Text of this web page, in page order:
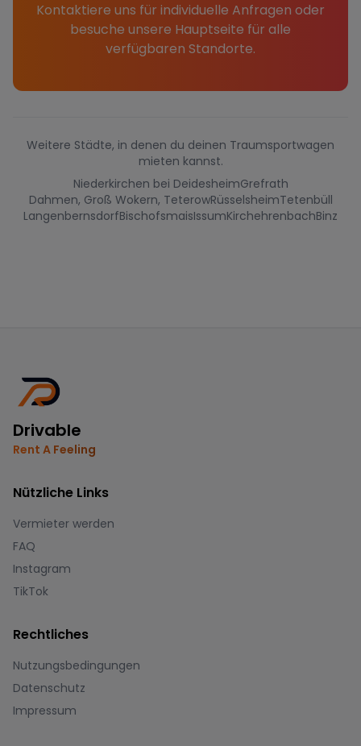
Kontaktiere uns für individuelle Anfragen oder
besuche unsere Hauptseite für alle
verfügbaren Standorte.
Weitere Städte, in denen du deinen Traumsportwagen
mieten kannst.
Niederkirchen bei DeidesheimGrefrath
Dahmen, Groß Wokern, TeterowRüsselsheimTetenbüll
LangenbernsdorfBischofsmaisIssumKirchehrenbachBinz
Drivable
Rent A Feeling
Nützliche Links
Vermieter werden
FAQ
Instagram
TikTok
Rechtliches
Nutzungsbedingungen
Datenschutz
Impressum